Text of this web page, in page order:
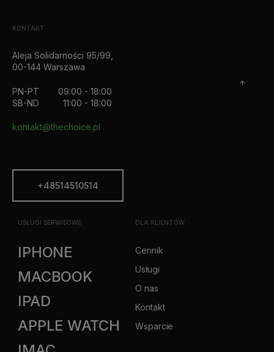
KONTAKT
Aleja Solidarności 95/99,
00-144 Warszawa
PN-PT
09:00 - 18:00
SB-ND
11:00 - 18:00
kontakt@thechoice.pl
+48514510514
USŁUGI SERWISOWE
IPHONE
MACBOOK
IPAD
APPLE WATCH
DLA KLIENTÓW
Cennik
Usługi
O nas
Kontakt
Wsparcie